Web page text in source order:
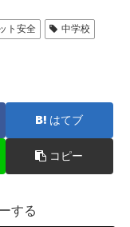
ト安全
中学校
はてブ
コピー
する